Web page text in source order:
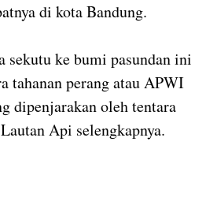
di kota Bandung.
sekutu ke bumi pasundan ini
tahanan perang atau APWI
dipenjarakan oleh tentara
Api selengkapnya.